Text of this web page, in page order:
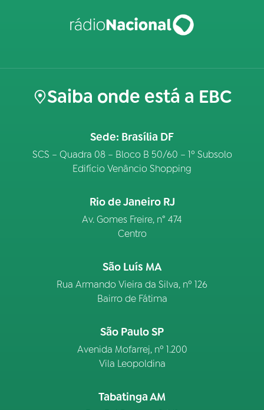
Saiba onde está a EBC
Sede: Brasília DF
SCS – Quadra 08 – Bloco B 50/60 – 1º Subsolo
Edifício Venâncio Shopping
Rio de Janeiro RJ
Av. Gomes Freire, n° 474
Centro
São Luís MA
Rua Armando Vieira da Silva, nº 126
Bairro de Fátima
São Paulo SP
Avenida Mofarrej, nº 1.200
Vila Leopoldina
Tabatinga AM